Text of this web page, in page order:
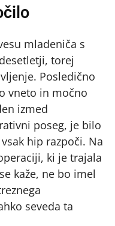
mladeniča s
torej
Posledično
vneto in močno
izmed
poseg, je bilo
hip razpoči. Na
ki je trajala
kaže, ne bo imel
seveda ta